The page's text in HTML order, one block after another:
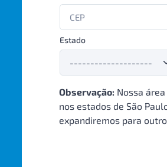
Estado
Observação: Nossa
nos estados de São
expandiremos para